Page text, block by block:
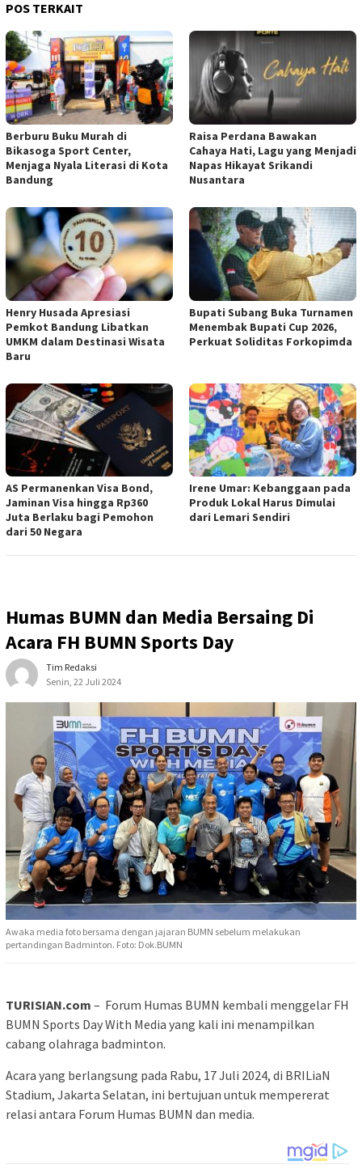
POS TERKAIT
Berburu Buku Murah di
Bikasoga Sport Center,
Menjaga Nyala Literasi di Kota
Bandung
Raisa Perdana Bawakan
Cahaya Hati, Lagu yang Menjadi
Napas Hikayat Srikandi
Nusantara
Henry Husada Apresiasi
Pemkot Bandung Libatkan
UMKM dalam Destinasi Wisata
Baru
Bupati Subang Buka Turnamen
Menembak Bupati Cup 2026,
Perkuat Soliditas Forkopimda
AS Permanenkan Visa Bond,
Jaminan Visa hingga Rp360
Juta Berlaku bagi Pemohon
dari 50 Negara
Irene Umar: Kebanggaan pada
Produk Lokal Harus Dimulai
dari Lemari Sendiri
Humas BUMN dan Media Bersaing Di
Acara FH BUMN Sports Day
Tim Redaksi
Senin, 22 Juli 2024
Awaka media foto bersama dengan jajaran BUMN sebelum melakukan
pertandingan Badminton. Foto: Dok.BUMN
TURISIAN.com – Forum Humas BUMN kembali menggelar FH
BUMN Sports Day With Media yang kali ini menampilkan
cabang olahraga badminton.
Acara yang berlangsung pada Rabu, 17 Juli 2024, di BRILiaN
Stadium, Jakarta Selatan, ini bertujuan untuk mempererat
relasi antara Forum Humas BUMN dan media.